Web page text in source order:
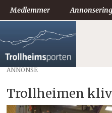
Medlemmer Annonsering
ANNONSE
Trollheimen